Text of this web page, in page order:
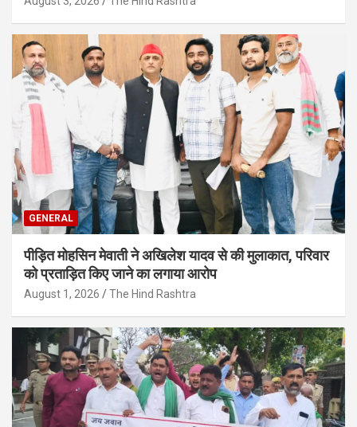
GENERAL
पीड़ित मोहसिन मेवाती ने अखिलेश यादव से की मुलाकात, परिवार
को प्रताड़ित किए जाने का लगाया आरोप
August 1, 2026 The Hind Rashtra